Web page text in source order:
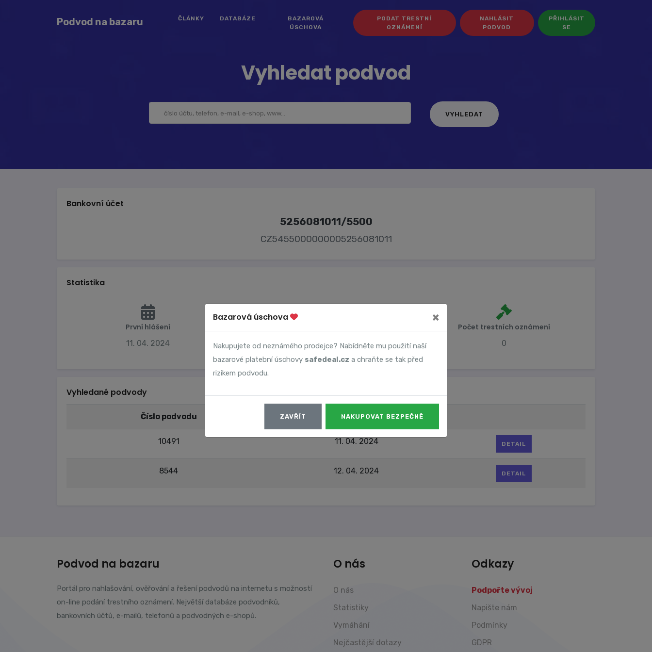
Podvod na bazaru ČLÁNKY DATABÁZE
BAZAROVÁ
ÚSCHOVA
PODAT TRESTNÍ
OZNÁMENÍ
NAHLÁSIT
PODVOD
PŘIHLÁSIT
SE
Vyhledat podvod
Bankovní účet
5256081011/5500
CZ5455000000005256081011
Statistika
První hlášení
11. 04. 2024 Robert Šálek
Počet trestních oznámení
0
Vyhledané podvody
Číslo podvodu Datum
10491 11. 04. 2024 DETAIL
8544 12. 04. 2024 DETAIL
Podvod na bazaru
Portál pro nahlašování, ověřování a řešení podvodů na internetu s možností
on-line podání trestního oznámení. Největší databáze podvodníků,
bankovních účtů, e-mailů, telefonů a podvodných e-shopů.
O nás
O nás
Statistiky
Vymáhání
Nejčastější dotazy
Odkazy
Podpořte vývoj
Napište nám
Podmínky
GDPR
Bazarová úschova ×
Nakupujete od neznámého prodejce? Nabídněte mu použití naší
bazarové platební úschovy safedeal.cz a chraňte se tak před
rizikem podvodu.
ZAVŘÍT NAKUPOVAT BEZPEČNĚ